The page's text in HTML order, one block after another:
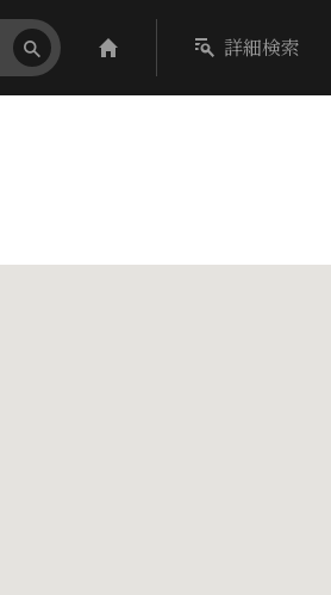
詳細検索